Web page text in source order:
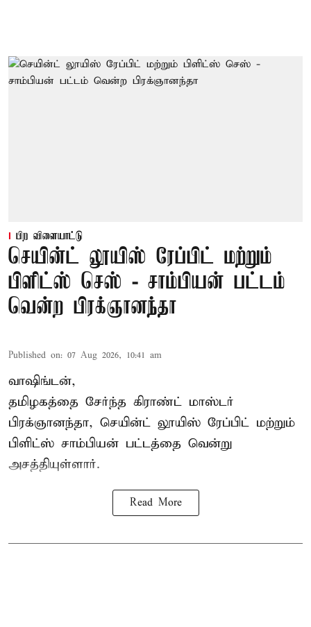
பிற விளையாட்டு
செயின்ட் லூயிஸ் ரேப்பிட் மற்றும்
பிளிட்ஸ் செஸ் - சாம்பியன் பட்டம்
வென்ற பிரக்ஞானந்தா
Published on: 07 Aug 2026, 10:41 am
வாஷிங்டன்,
தமிழகத்தை சேர்ந்த கிராண்ட் மாஸ்டர்
பிரக்ஞானந்தா, செயின்ட் லூயிஸ் ரேப்பிட் மற்றும்
பிளிட்ஸ் சாம்பியன் பட்டத்தை வென்று
அசத்தியுள்ளார்.
Read More